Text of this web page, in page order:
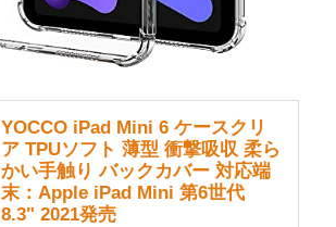
YOCCO iPad Mini 6 ケースクリ
ア TPUソフト 薄型 衝撃吸収 柔ら
かい手触り バックカバー 対応端
末：Apple iPad Mini 第6世代
8.3" 2021発売